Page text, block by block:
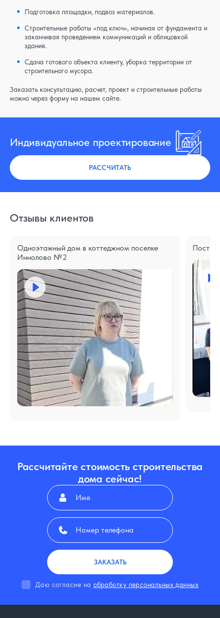
Подготовка площадки, подвоз материалов.
Строительные работы «под ключ», начиная от фундамента и
заканчивая проведением коммуникаций и облицовкой
здания.
Сдача готового объекта клиенту, уборка территории от
строительного мусора.
Заказать консультацию, расчет, проект и строительные работы
можно через форму на нашем сайте.
Индивидуальное проектирование
РАССЧИТАТЬ
Отзывы клиентов
Одноэтажный дом в коттеджном поселке
Иннолово №2
Рассчитайте стоимость строительства
дома сейчас!
ЗАКАЗАТЬ
Даю согласие наобработку персональных данных